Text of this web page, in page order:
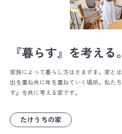
『暮らす』を考える。
家族によって暮らし方はさまざま。 家と
出を重ね共に年を重ねていく場所。 私た
す』を共に考える家です。
たけうちの家